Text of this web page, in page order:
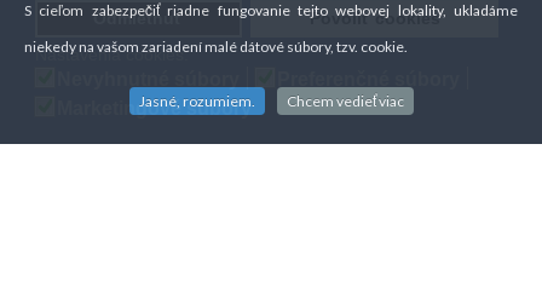
Odmietnuť
Povoliť cookies
Nastavenia cookies:
Marketingové súbory
Mars - svetielkujúca dekorácia na
S cieľom zabezpečiť riadne fungovanie tejto webovej lokality, ukladáme
niekedy na vašom zariadení malé dátové súbory, tzv. cookie.
Jasné, rozumiem. Chcem vedieť viac